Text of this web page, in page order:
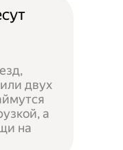
двух
а
на